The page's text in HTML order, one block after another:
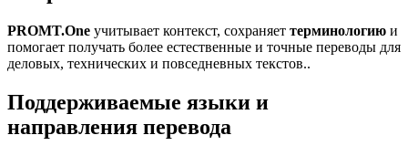
PROMT.One учитывает контекст, сохраняет терминологию и
помогает получать более естественные и точные переводы для
деловых, технических и повседневных текстов..
Поддерживаемые языки и
направления перевода